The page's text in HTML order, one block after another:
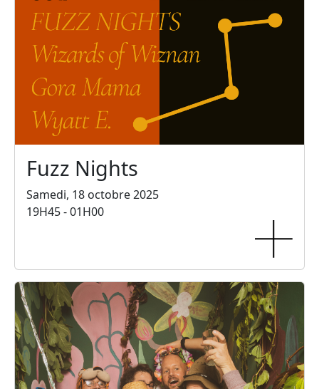
Fuzz Nights
Samedi, 18 octobre 2025
19H45 - 01H00